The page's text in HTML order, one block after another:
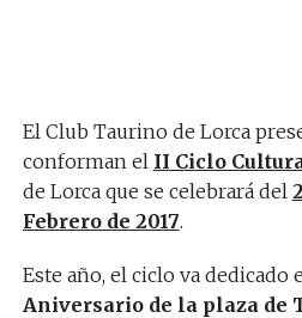
El Club Taurino de Lorca
conforman el II Ciclo
de Lorca que se celebrará del
Febrero de 2017.
Este año, el ciclo va dedicado
Aniversario de la plaza de